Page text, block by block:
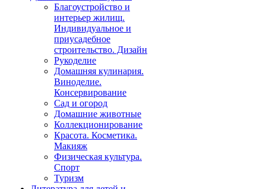
Благоустройство и
интерьер жилищ.
Индивидуальное и
приусадебное
строительство. Дизайн
Рукоделие
Домашняя кулинария.
Виноделие.
Консервирование
Сад и огород
Домашние животные
Коллекционирование
Красота. Косметика.
Макияж
Физическая культура.
Спорт
Туризм